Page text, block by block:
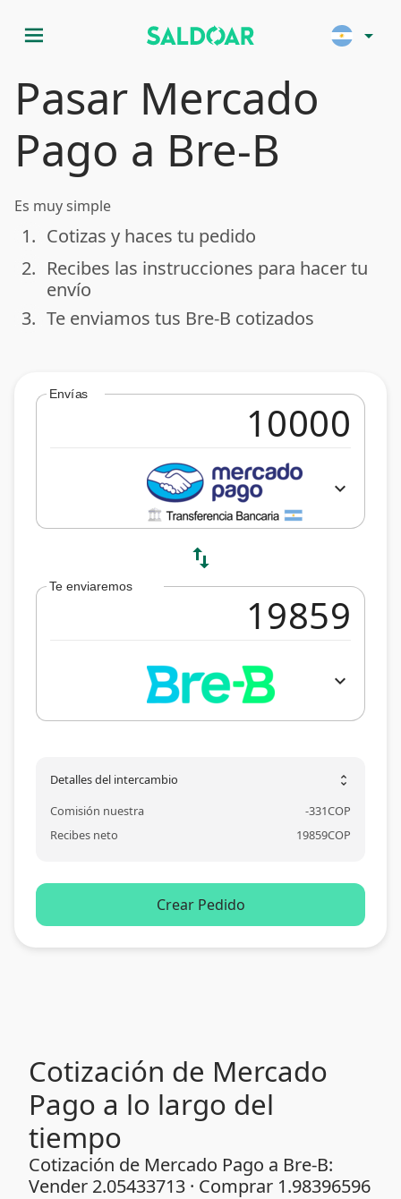
menu arrow_drop_down
Pasar Mercado
Pago a Bre-B
Es muy simple
done
1. Cotizas y haces tu pedido
done
2. Recibes las instrucciones para hacer tu
envío
done
3. Te enviamos tus Bre-B cotizados
Envías
expand_more
swap_vert
Te enviaremos
expand_more
Detalles del intercambio unfold_more
Comisión nuestra -331COP
Recibes neto
19859COP
Crear Pedido
Cotización de Mercado
Pago a lo largo del
tiempo
Cotización de Mercado Pago a Bre-B:
Vender 2.05433713 · Comprar 1.98396596